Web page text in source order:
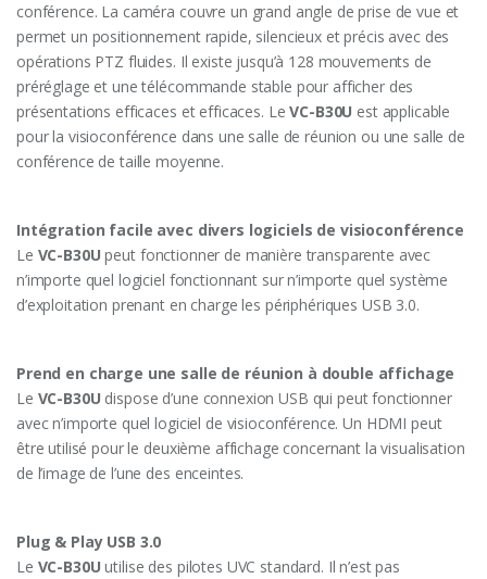
conférence. La caméra couvre un grand angle de prise de vue et
permet un positionnement rapide, silencieux et précis avec des
opérations PTZ fluides. Il existe jusqu’à 128 mouvements de
préréglage et une télécommande stable pour afficher des
présentations efficaces et efficaces. LeVC-B30U est applicable
pour la visioconférence dans une salle de réunion ou une salle de
conférence de taille moyenne.
Intégration facile avec divers logiciels de visioconférence
Le VC-B30U peut fonctionner de manière transparente avec
n’importe quel logiciel fonctionnant sur n’importe quel système
d’exploitation prenant en charge les périphériques USB 3.0.
Prend en charge une salle de réunion à double affichage
Le VC-B30U dispose d’une connexion USB qui peut fonctionner
avec n’importe quel logiciel de visioconférence. Un HDMI peut
être utilisé pour le deuxième affichage concernant la visualisation
de l’image de l’une des enceintes.
Plug & Play USB 3.0
Le VC-B30U utilise des pilotes UVC standard. Il n’est pas